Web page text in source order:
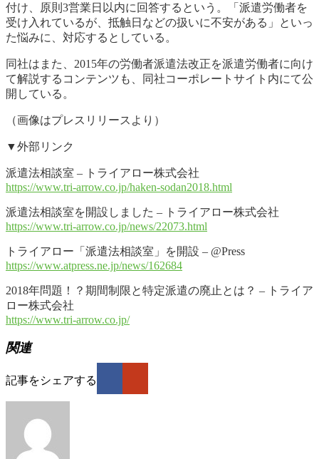
付け、原則3営業日以内に回答するという。「派遣労働者を
受け入れているが、抵触日などの扱いに不安がある」といっ
た悩みに、対応するとしている。
同社はまた、2015年の労働者派遣法改正を派遣労働者に向け
て解説するコンテンツも、同社コーポレートサイト内にて公
開している。
（画像はプレスリリースより）
▼外部リンク
派遣法相談室 – トライアロー株式会社
https://www.tri-arrow.co.jp/haken-sodan2018.html
派遣法相談室を開設しました – トライアロー株式会社
https://www.tri-arrow.co.jp/news/22073.html
トライアロー「派遣法相談室」を開設 – @Press
https://www.atpress.ne.jp/news/162684
2018年問題！？期間制限と特定派遣の廃止とは？ – トライア
ロー株式会社
https://www.tri-arrow.co.jp/
関連
記事をシェアする